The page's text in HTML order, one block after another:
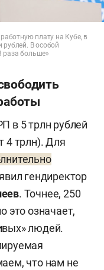
плату на Кубе, в
рублей. В особой
раза больше»
в 5 трлн рублей
4 трлн). Для
гендиректор
. Точнее, 250
это означает,
людей.
что нам не